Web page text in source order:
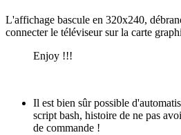
L'affichage bascule en 320x240,
connecter le téléviseur sur la carte
Enjoy !!!
Il est bien sûr possible
script bash, histoire de ne pas
de commande !